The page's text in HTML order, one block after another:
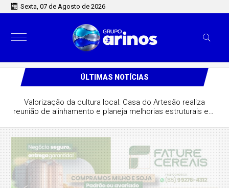
Sexta, 07 de Agosto de 2026
ÚLTIMAS NOTÍCIAS
Valorização da cultura local: Casa do Artesão realiza
reunião de alinhamento e planeja melhorias estruturais em